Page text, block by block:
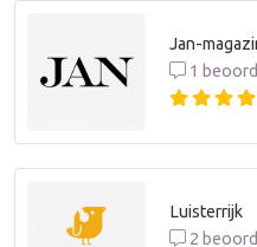
Jan-
1
Luisterrijk
2